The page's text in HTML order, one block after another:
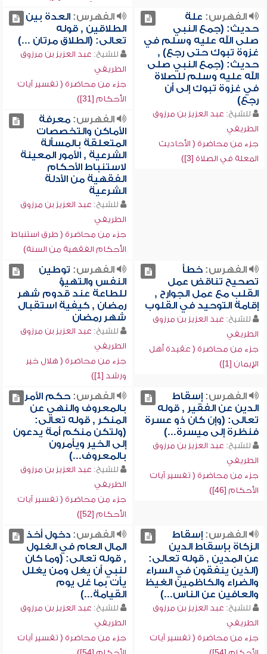
الفهرس: علة
حديث: (جمع النبي
صلى الله عليه وسلم في
غزوة تبوك حتى رجع) ,
حديث: (جمع النبي صلى
الله عليه وسلم للصلاة
في غزوة تبوك إلى أن
رجع)
للشيخ: عبد العزيز بن مرزوق
الطريفي
جزء من محاضرة ( الأحاديث
المعلة في الصلاة [3])
الفهرس:العدة بين
الطلاقين , قوله
تعالى: (الطلاق مرتان ...)
للشيخ: عبد العزيز بن مرزوق
الطريفي
جزء من محاضرة ( تفسير آيات
الأحكام [31])
الفهرس:معرفة
الأماكن والتخصصات
المتعلقة بالمسألة
الشرعية , الأمور المعينة
لاستنباط الأحكام
الفقهية من الأدلة
الشرعية
للشيخ: عبد العزيز بن مرزوق
الطريفي
جزء من محاضرة ( طرق استنباط
الأحكام الفقهية من السنة)
الفهرس:خطأ
تصحيح تناقض عمل
القلب مع عمل الجوارح ,
إقامة التوحيد في القلوب
للشيخ: عبد العزيز بن مرزوق
الطريفي
جزء من محاضرة ( عقيدة أهل
الإيمان [1])
الفهرس: توطين
النفس والتهيؤ
للطاعة عند قدوم شهر
رمضان , كيفية استقبال
شهر رمضان
للشيخ: عبد العزيز بن مرزوق
الطريفي
جزء من محاضرة ( هلال خير
ورشد [1])
الفهرس:إسقاط
الدين عن الفقير , قوله
تعالى: (وإن كان ذو عسرة
فنظرة إلى ميسرة...)
للشيخ: عبد العزيز بن مرزوق
الطريفي
جزء من محاضرة ( تفسير آيات
الأحكام [46])
الفهرس:حكم الأمر
بالمعروف والنهي عن
المنكر , قوله تعالى:
(ولتكن منكم أمة يدعون
إلى الخير ويأمرون
بالمعروف...)
للشيخ: عبد العزيز بن مرزوق
الطريفي
جزء من محاضرة ( تفسير آيات
الأحكام [52])
الفهرس:إسقاط
الزكاة بإسقاط الدين
عن المدين , قوله تعالى:
(الذين ينفقون في السراء
والضراء والكاظمين الغيظ
والعافين عن الناس...)
للشيخ: عبد العزيز بن مرزوق
الطريفي
جزء من محاضرة ( تفسير آيات
الفهرس:دخول أخذ
المال العام في الغلول
, قوله تعالى: (وما كان
لنبي أن يغل ومن يغلل
يأت بما غل يوم
القيامة...)
للشيخ: عبد العزيز بن مرزوق
الطريفي
جزء من محاضرة ( تفسير آيات